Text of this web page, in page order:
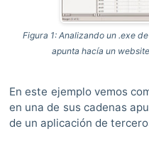
Figura 1: Analizando un .exe
apunta hacía un
En este ejemplo vemos
en una de sus cadenas
de un aplicación de